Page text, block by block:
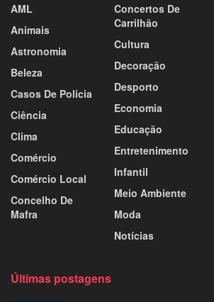
AML
Animais
Astronomia
Beleza
Casos De Policia
Ciência
Clima
Comércio
Comércio Local
Concelho De
Mafra
Concertos De
Carrilhão
Cultura
Decoração
Desporto
Economia
Educação
Entretenimento
Infantil
Meio Ambiente
Moda
Notícias
Últimas postagens